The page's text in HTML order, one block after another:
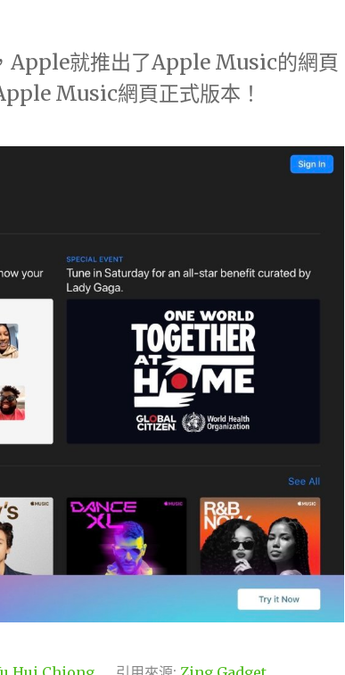
Apple就推出了Apple Music的網頁
Music網頁正式版本！